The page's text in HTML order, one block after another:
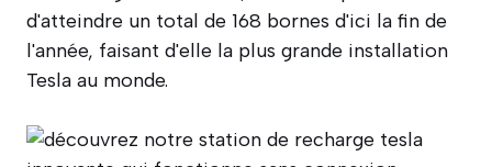
d'atteindre un total de 168 bornes d'ici la fin de
l'année, faisant d'elle la plus grande installation
Tesla au monde.